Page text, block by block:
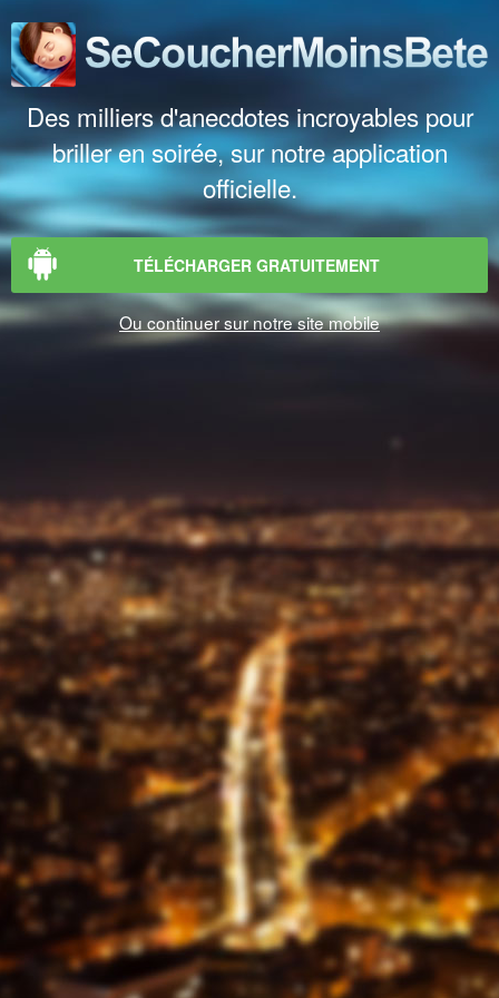
Des milliers d'anecdotes incroyables pour
briller en soirée, sur notre application
officielle.
TÉLÉCHARGER GRATUITEMENT
Ou continuer sur notre site mobile